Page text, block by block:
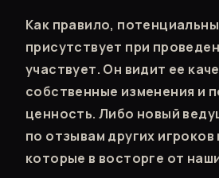
Как правило,
присутствует при
участвует. Он видит ее
собственные изменения и
ценность. Либо новый
по отзывам других игроков
которые в восторге от